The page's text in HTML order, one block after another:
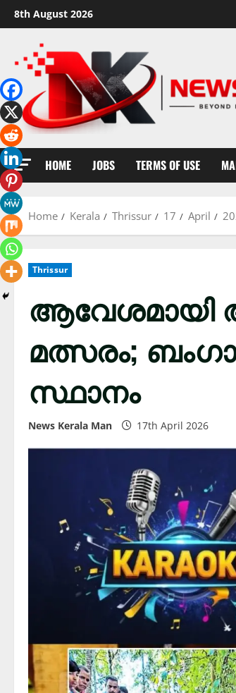
Skip
to
content
8th August 2026
HOME JOBS TERMS OF USE
Home Kerala Thrissur 17 April
Thrissur
ആവേശമായി
മത്സരം;
സ്ഥാനം
News Kerala Man 17th April 2026